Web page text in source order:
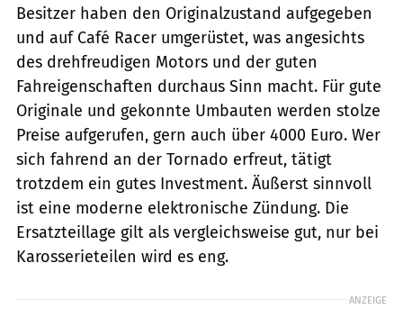
Besitzer haben den Originalzustand aufgegeben
und auf Café Racer umgerüstet, was angesichts
des drehfreudigen Motors und der guten
Fahreigenschaften durchaus Sinn macht. Für gute
Originale und gekonnte Umbauten werden stolze
Preise aufgerufen, gern auch über 4000 Euro. Wer
sich fahrend an der Tornado erfreut, tätigt
trotzdem ein gutes Investment. Äußerst sinnvoll
ist eine moderne elektronische Zündung. Die
Ersatzteillage gilt als vergleichsweise gut, nur bei
Karosserieteilen wird es eng.
ANZEIGE